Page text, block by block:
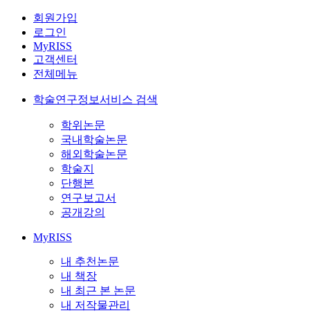
회원가입
로그인
MyRISS
고객센터
전체메뉴
학술연구정보서비스 검색
학위논문
국내학술논문
해외학술논문
학술지
단행본
연구보고서
공개강의
MyRISS
내 추천논문
내 책장
내 최근 본 논문
내 저작물관리